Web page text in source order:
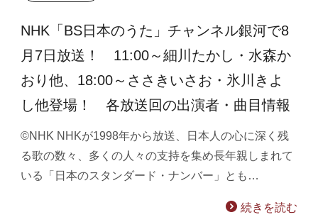
NHK「BS日本のうた」チャンネル銀河で8
月7日放送！ 11:00～細川たかし・水森か
おり他、18:00～ささきいさお・氷川きよ
し他登場！ 各放送回の出演者・曲目情報
©NHK NHKが1998年から放送、日本人の心に深く残
る歌の数々、多くの人々の支持を集め長年親しまれて
いる「日本のスタンダード・ナンバー」とも…
続きを読む